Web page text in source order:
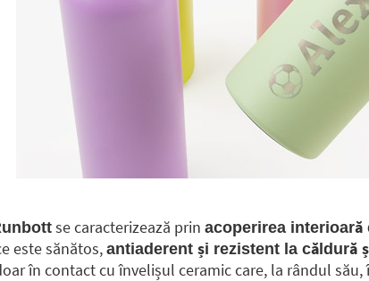
se caracterizează prin acoperirea interioară
este sănătos, antiaderent și rezistent la căldură
în contact cu învelișul ceramic care, la rândul